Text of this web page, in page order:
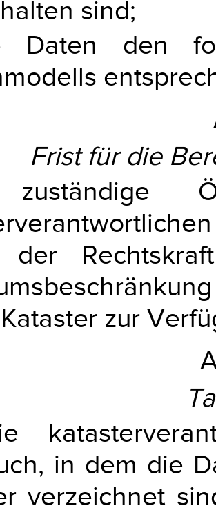
sind;
den
Frist für die
der
zur
in dem die
verzeichnet